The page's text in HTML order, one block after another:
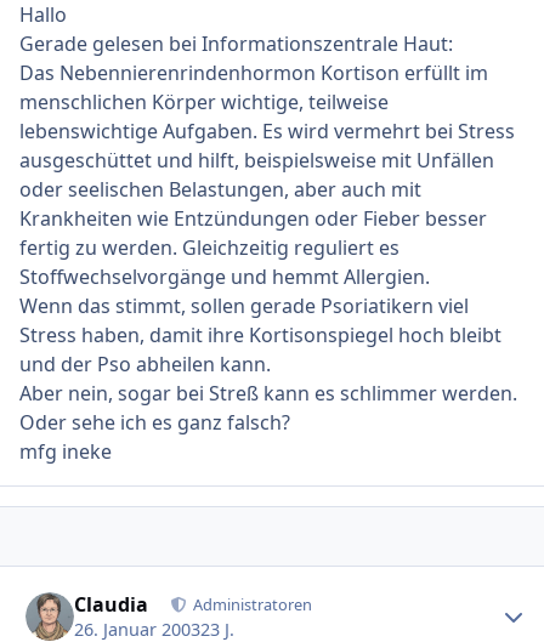
Hallo
Gerade gelesen bei Informationszentrale Haut:
Das Nebennierenrindenhormon Kortison erfüllt im
menschlichen Körper wichtige, teilweise
lebenswichtige Aufgaben. Es wird vermehrt bei Stress
ausgeschüttet und hilft, beispielsweise mit Unfällen
oder seelischen Belastungen, aber auch mit
Krankheiten wie Entzündungen oder Fieber besser
fertig zu werden. Gleichzeitig reguliert es
Stoffwechselvorgänge und hemmt Allergien.
Wenn das stimmt, sollen gerade Psoriatikern viel
Stress haben, damit ihre Kortisonspiegel hoch bleibt
und der Pso abheilen kann.
Aber nein, sogar bei Streß kann es schlimmer werden.
Oder sehe ich es ganz falsch?
mfg ineke
Claudia Administratoren
26. Januar 200323 J.